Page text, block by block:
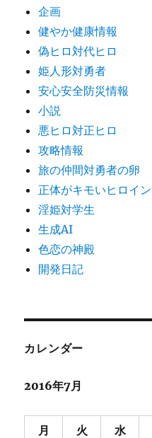
企画
健やか健康情報
偽ヒロ対代ヒロ
姫人形対勇者
安心安全防災情報
小説
悪ヒロ対正ヒロ
攻略情報
旅の仲間対勇者の卵
正体がキモいヒロイン
淫姫対学生
生成AI
色恋の神殿
開発日記
カレンダー
2016年7月
月 火 水